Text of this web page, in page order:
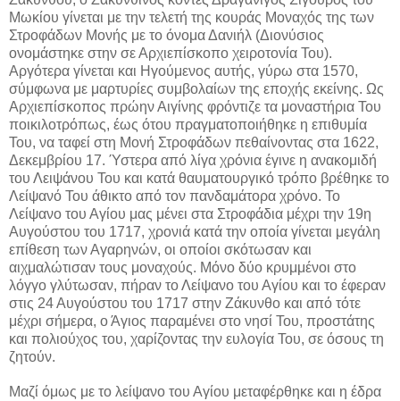
Μωκίου γίνεται με την τελετή της κουράς Μοναχός της των
Στροφάδων Μονής με το όνομα Δανιήλ (Διονύσιος
ονομάστηκε στην σε Αρχιεπίσκοπο χειροτονία Του).
Αργότερα γίνεται και Ηγούμενος αυτής, γύρω στα 1570,
σύμφωνα με μαρτυρίες συμβολαίων της εποχής εκείνης. Ως
Αρχιεπίσκοπος πρώην Αιγίνης φρόντιζε τα μοναστήρια Του
ποικιλοτρόπως, έως ότου πραγματοποιήθηκε η επιθυμία
Του, να ταφεί στη Μονή Στροφάδων πεθαίνοντας στα 1622,
Δεκεμβρίου 17. Ύστερα από λίγα χρόνια έγινε η ανακομιδή
του Λειψάνου Του και κατά θαυματουργικό τρόπο βρέθηκε το
Λείψανό Του άθικτο από τον πανδαμάτορα χρόνο. Το
Λείψανο του Αγίου μας μένει στα Στροφάδια μέχρι την 19η
Αυγούστου του 1717, χρονιά κατά την οποία γίνεται μεγάλη
επίθεση των Αγαρηνών, οι οποίοι σκότωσαν και
αιχμαλώτισαν τους μοναχούς. Μόνο δύο κρυμμένοι στο
λόγγο γλύτωσαν, πήραν το Λείψανο του Αγίου και το έφεραν
στις 24 Αυγούστου του 1717 στην Ζάκυνθο και από τότε
μέχρι σήμερα, ο Άγιος παραμένει στο νησί Του, προστάτης
και πολιούχος του, χαρίζοντας την ευλογία Του, σε όσους τη
ζητούν.
Μαζί όμως με το λείψανο του Αγίου μεταφέρθηκε και η έδρα